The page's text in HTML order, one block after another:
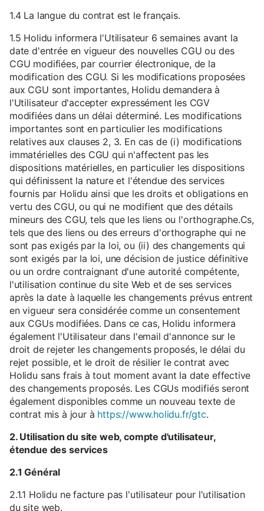
1.4 La langue du contrat est le français.
1.5 Holidu informera l'Utilisateur 6 semaines avant la
date d'entrée en vigueur des nouvelles CGU ou des
CGU modifiées, par courrier électronique, de la
modification des CGU. Si les modifications proposées
aux CGU sont importantes, Holidu demandera à
l'Utilisateur d'accepter expressément les CGV
modifiées dans un délai déterminé. Les modifications
importantes sont en particulier les modifications
relatives aux clauses 2, 3. En cas de (i) modifications
immatérielles des CGU qui n'affectent pas les
dispositions matérielles, en particulier les dispositions
qui définissent la nature et l'étendue des services
fournis par Holidu ainsi que les droits et obligations en
vertu des CGU, ou qui ne modifient que des détails
mineurs des CGU, tels que les liens ou l'orthographe.Cs,
tels que des liens ou des erreurs d'orthographe qui ne
sont pas exigés par la loi, ou (ii) des changements qui
sont exigés par la loi, une décision de justice définitive
ou un ordre contraignant d'une autorité compétente,
l'utilisation continue du site Web et de ses services
après la date à laquelle les changements prévus entrent
en vigueur sera considérée comme un consentement
aux CGUs modifiées. Dans ce cas, Holidu informera
également l'Utilisateur dans l'email d'annonce sur le
droit de rejeter les changements proposés, le délai du
rejet possible, et le droit de résilier le contrat avec
Holidu sans frais à tout moment avant la date effective
des changements proposés. Les CGUs modifiés seront
également disponibles comme un nouveau texte de
contrat mis à jour à https://www.holidu.fr/gtc.
2. Utilisation du site web, compte d'utilisateur,
étendue des services
2.1 Général
2.1.1 Holidu ne facture pas l'utilisateur pour l'utilisation
du site web.